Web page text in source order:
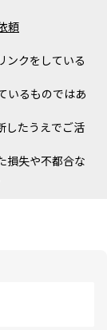
頼
ンクをしている
いるものではあ
したうえでご活
損失や不都合な